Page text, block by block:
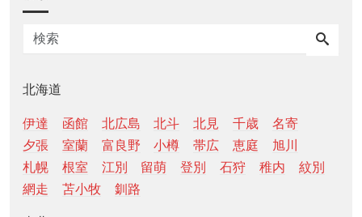
北海道
伊達 函館 北広島 北斗 北見 千歳
名寄
夕張
室蘭 富良野 小樽 帯広 恵庭
旭川
札幌
根室 江別 留萌 登別 石狩 稚内
紋別
網走
苫小牧 釧路